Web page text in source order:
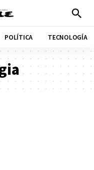
POLÍTICA TECNOLOGÍA